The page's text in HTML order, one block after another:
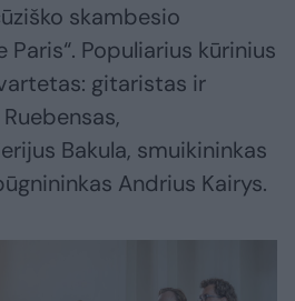
skambesio
Paris“. Populiarius kūrinius
gitaristas ir
Bakula, smuikininkas
Andrius Kairys.